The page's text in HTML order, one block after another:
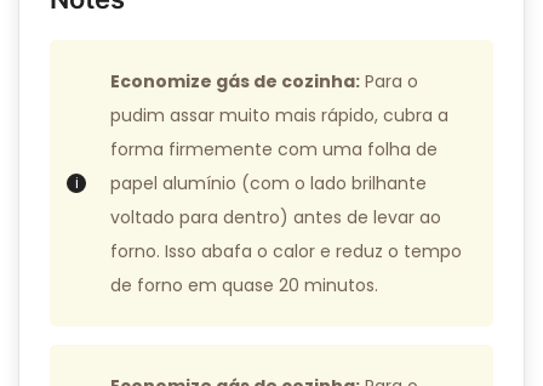
Economize gás de cozinha: Para o
pudim assar muito mais rápido, cubra a
forma firmemente com uma folha de
papel alumínio (com o lado brilhante
voltado para dentro) antes de levar ao
forno. Isso abafa o calor e reduz o tempo
de forno em quase 20 minutos.